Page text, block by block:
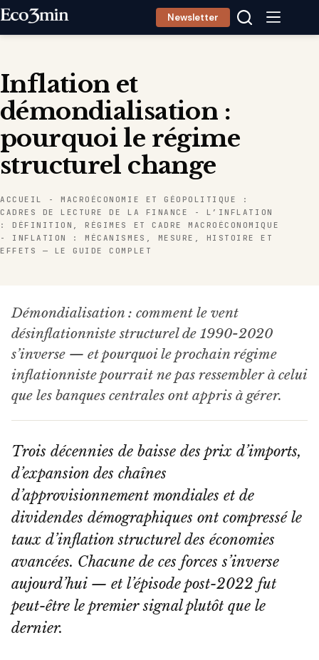
Passer
Newsletter
Inflation et
démondialisation :
pourquoi le régime
structurel change
ACCUEIL - MACROÉCONOMIE ET GÉOPOLITIQUE :
CADRES DE LECTURE DE LA FINANCE
- L’INFLATION
: DÉFINITION, RÉGIMES ET CADRE MACROÉCONOMIQUE
- INFLATION : MÉCANISMES, MESURE, HISTOIRE ET
EFFETS — LE GUIDE COMPLET
Démondialisation : comment le vent
désinflationniste structurel de 1990-2020
s’inverse — et pourquoi le prochain régime
inflationniste pourrait ne pas ressembler à celui
que les banques centrales ont appris à gérer.
Trois décennies de baisse des prix d’imports,
d’expansion des chaînes
d’approvisionnement mondiales et de
dividendes démographiques ont compressé le
taux d’inflation structurel des économies
avancées. Chacune de ces forces s’inverse
aujourd’hui — et l’épisode post-2022 fut
peut-être le premier signal plutôt que le
dernier.